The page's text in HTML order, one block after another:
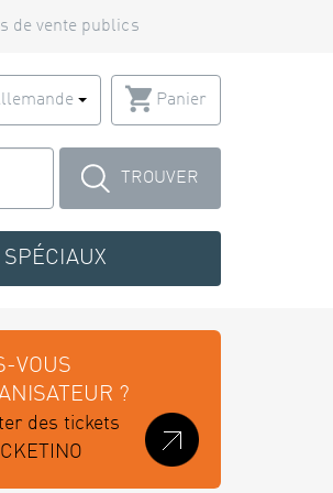
de vente publics
Panier
TROUVER
SPÉCIAUX
VOUS
?
des tickets